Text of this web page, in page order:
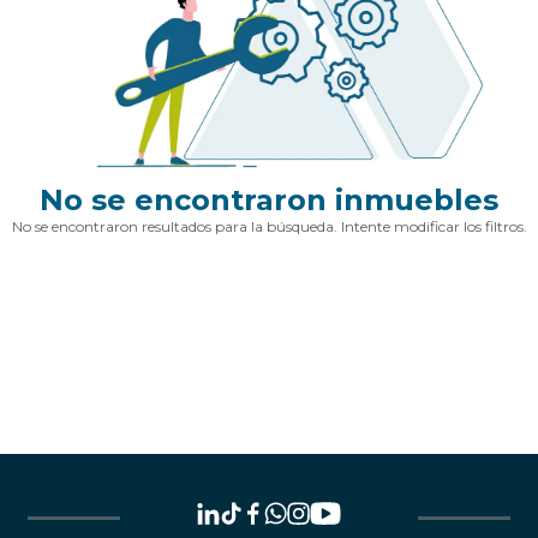
No se encontraron inmuebles
No se encontraron resultados para la búsqueda. Intente modificar los filtros.